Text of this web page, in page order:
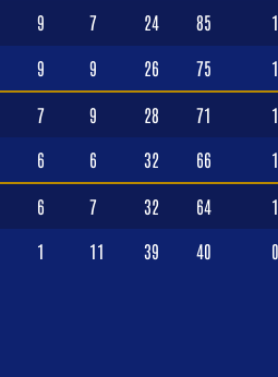
9 7 24 85
9 9 26 75
7 9 28 71
6 6 32 66
6 7 32 64
1 11 39 40